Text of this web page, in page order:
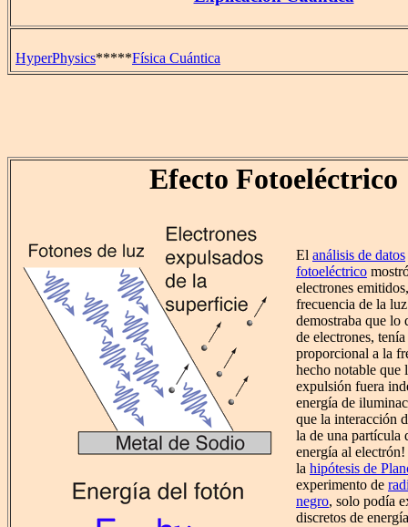
HyperPhysics*****Física Cuántica
Efecto Fotoeléctrico
El análisis de datos
fotoeléctrico
electrones
frecuencia de la
demostraba que lo
de electrones,
proporcional a la
hecho notable que
expulsión fuera
energía de
que la interacción
la de una partícula
energía al
la hipótesis de
experimento de
negro, solo podía
discretos de